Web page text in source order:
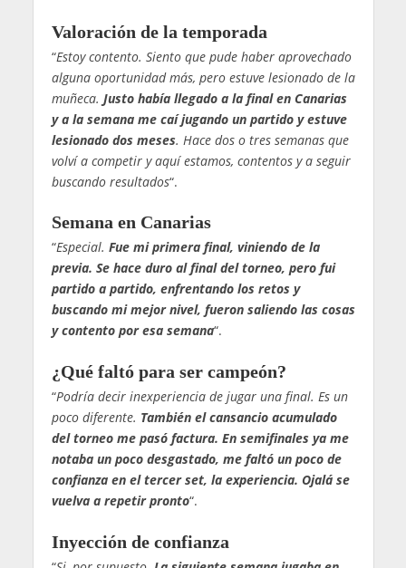
Valoración de la temporada
“Estoy contento. Siento que pude haber aprovechado
alguna oportunidad más, pero estuve lesionado de la
muñeca. Justo había llegado a la final en Canarias
y a la semana me caí jugando un partido y estuve
lesionado dos meses. Hace dos o tres semanas que
volví a competir y aquí estamos, contentos y a seguir
buscando resultados“.
Semana en Canarias
“Especial. Fue mi primera final, viniendo de la
previa. Se hace duro al final del torneo, pero fui
partido a partido, enfrentando los retos y
buscando mi mejor nivel, fueron saliendo las cosas
y contento por esa semana“.
¿Qué faltó para ser campeón?
“Podría decir inexperiencia de jugar una final. Es un
poco diferente. También el cansancio acumulado
del torneo me pasó factura. En semifinales ya me
notaba un poco desgastado, me faltó un poco de
confianza en el tercer set, la experiencia. Ojalá se
vuelva a repetir pronto“.
Inyección de confianza